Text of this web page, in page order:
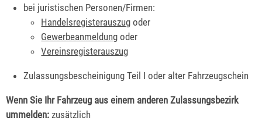
bei juristischen Personen/Firmen:
Handelsregisterauszug oder
Gewerbeanmeldung oder
Vereinsregisterauszug
Zulassungsbescheinigung Teil I oder alter Fahrzeugschein
Wenn Sie Ihr Fahrzeug aus einem anderen Zulassungsbezirk
ummelden: zusätzlich